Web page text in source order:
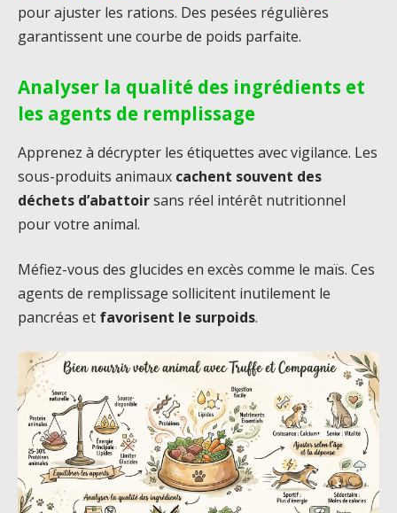
pour ajuster les rations. Des pesées régulières
garantissent une courbe de poids parfaite.
Analyser la qualité des ingrédients et
les agents de remplissage
Apprenez à décrypter les étiquettes avec vigilance. Les
sous-produits animaux cachent souvent des
déchets d’abattoirsans réel intérêt nutritionnel
pour votre animal.
Méfiez-vous des glucides en excès comme le maïs. Ces
agents de remplissage sollicitent inutilement le
pancréas et favorisent le surpoids.